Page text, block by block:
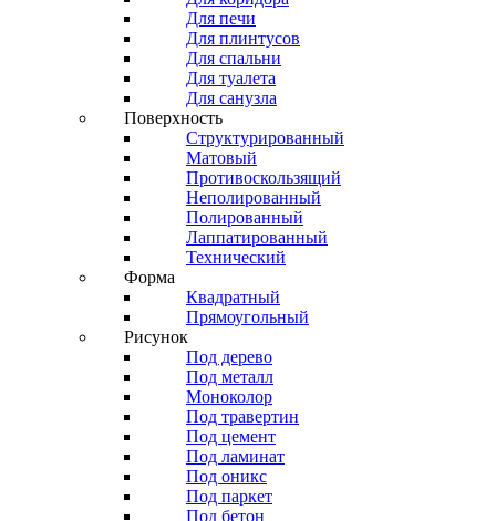
Для печи
Для плинтусов
Для спальни
Для туалета
Для санузла
Поверхность
Структурированный
Матовый
Противоскользящий
Неполированный
Полированный
Лаппатированный
Технический
Форма
Квадратный
Прямоугольный
Рисунок
Под дерево
Под металл
Моноколор
Под травертин
Под цемент
Под ламинат
Под оникс
Под паркет
Под бетон